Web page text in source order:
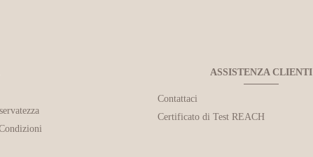
ASSISTENZA CLIENTI
Contattaci
Certificato di Test REACH